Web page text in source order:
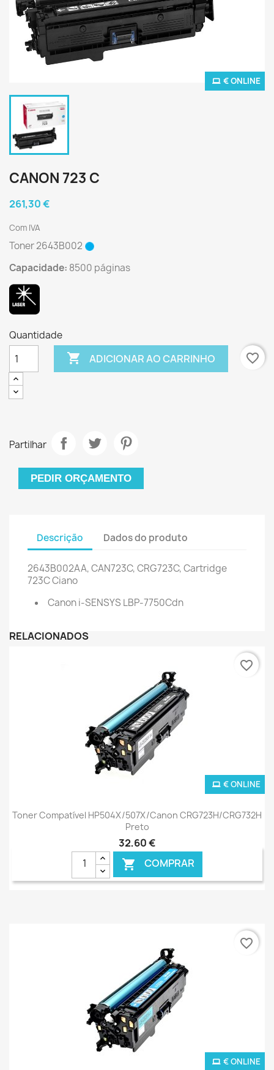
€ ONLINE
CANON 723 C
261,30 €
Com IVA
Toner 2643B002
Capacidade: 8500 páginas
Quantidade
 ADICIONAR AO CARRINHO favorite_border
Partilhar
PEDIR ORÇAMENTO
Descrição Dados do produto
2643B002AA, CAN723C, CRG723C, Cartridge
723C Ciano
Canon i-SENSYS LBP-7750Cdn
RELACIONADOS
Toner Compatível HP504X/507X/Canon CRG723H/CRG732H
Preto
32,60 €
 COMPRAR
€ ONLINE
favorite_border
€ ONLINE
favorite_border